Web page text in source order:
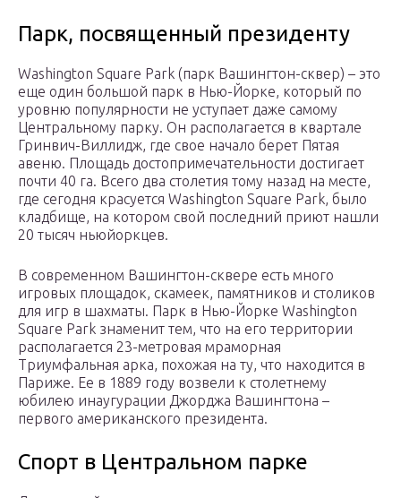
Парк, посвященный президенту
Washington Square Park (парк Вашингтон-сквер) – это
еще один большой парк в Нью-Йорке, который по
уровню популярности не уступает даже самому
Центральному парку. Он располагается в квартале
Гринвич-Виллидж, где свое начало берет Пятая
авеню. Площадь достопримечательности достигает
почти 40 га. Всего два столетия тому назад на месте,
где сегодня красуется Washington Square Park, было
кладбище, на котором свой последний приют нашли
20 тысяч ньюйоркцев.
В современном Вашингтон-сквере есть много
игровых площадок, скамеек, памятников и столиков
для игр в шахматы. Парк в Нью-Йорке Washington
Square Park знаменит тем, что на его территории
располагается 23-метровая мраморная
Триумфальная арка, похожая на ту, что находится в
Париже. Ее в 1889 году возвели к столетнему
юбилею инаугурации Джорджа Вашингтона –
первого американского президента.
Спорт в Центральном парке